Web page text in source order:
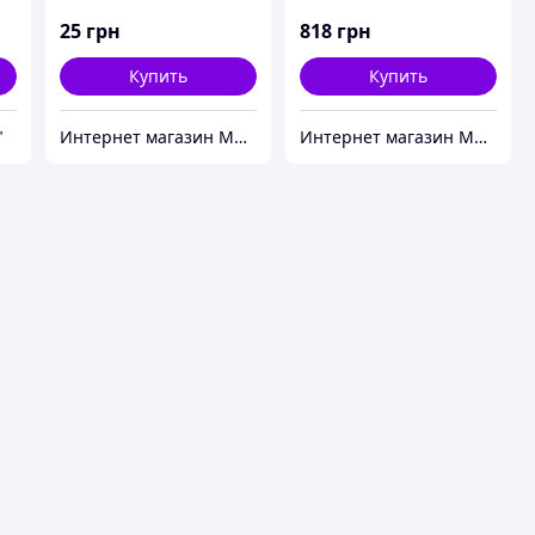
25 грн
Купить
Интернет магазин Мир стендов. Товары из Украины
818 грн
Купить
Интернет магазин Мир стендов. Товары из Украины